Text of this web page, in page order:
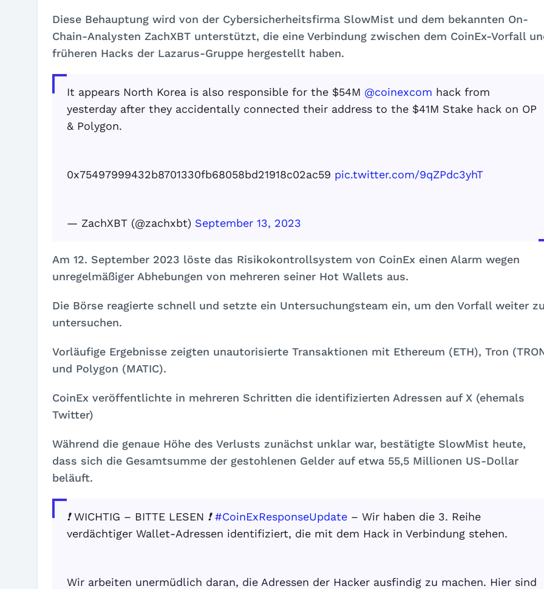
Diese Behauptung wird von der Cybersicherheitsfirma SlowMist und dem bekannten On-
Chain-Analysten ZachXBT unterstützt, die eine Verbindung zwischen dem CoinEx-Vorfall
früheren Hacks der Lazarus-Gruppe hergestellt haben.
It appears North Korea is also responsible for the $54M @coinexcom hack from
yesterday after they accidentally connected their address to the $41M Stake hack on OP
& Polygon.
0x75497999432b8701330fb68058bd21918c02ac59 pic.twitter.com/9qZPdc3yhT
— ZachXBT (@zachxbt) September 13, 2023
Am 12. September 2023 löste das Risikokontrollsystem von CoinEx einen Alarm wegen
unregelmäßiger Abhebungen von mehreren seiner Hot Wallets aus.
Die Börse reagierte schnell und setzte ein Untersuchungsteam ein, um den Vorfall weiter
untersuchen.
Vorläufige Ergebnisse zeigten unautorisierte Transaktionen mit Ethereum (ETH), Tron
und Polygon (MATIC).
CoinEx veröffentlichte in mehreren Schritten die identifizierten Adressen auf X (ehemals
Twitter)
Während die genaue Höhe des Verlusts zunächst unklar war, bestätigte SlowMist heute,
dass sich die Gesamtsumme der gestohlenen Gelder auf etwa 55,5 Millionen US-Dollar
beläuft.
❗️ WICHTIG – BITTE LESEN ❗️#CoinExResponseUpdate – Wir haben die 3. Reihe
verdächtiger Wallet-Adressen identifiziert, die mit dem Hack in Verbindung stehen.
Wir arbeiten unermüdlich daran, die Adressen der Hacker ausfindig zu machen. Hier sind